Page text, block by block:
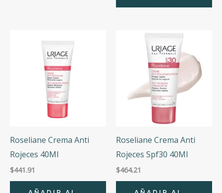
Roseliane Crema Anti
Rojeces 40Ml
$441.91
Roseliane Crema Anti
Rojeces Spf30 40Ml
$464.21